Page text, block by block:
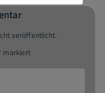
veröffentlicht.
markiert